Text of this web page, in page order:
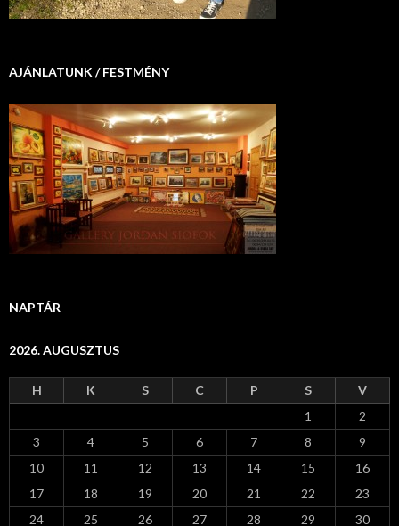
AJÁNLATUNK / FESTMÉNY
NAPTÁR
2026. AUGUSZTUS
H K S C P S
V
1
2
3
4 5 6 7 8
9
10
11 12 13 14 15
16
17
18 19 20 21 22
23
24
25 26 27 28 29 30